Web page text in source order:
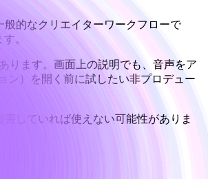
的なクリエイターワークフローで
。
ります。画面上の説明でも、音声をア
ン）を開く前に試したい非プロデュー
していれば使えない可能性がありま